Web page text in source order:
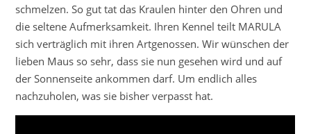
schmelzen. So gut tat das Kraulen hinter den Ohren und
die seltene Aufmerksamkeit. Ihren Kennel teilt MARULA
sich verträglich mit ihren Artgenossen. Wir wünschen der
lieben Maus so sehr, dass sie nun gesehen wird und auf
der Sonnenseite ankommen darf. Um endlich alles
nachzuholen, was sie bisher verpasst hat.